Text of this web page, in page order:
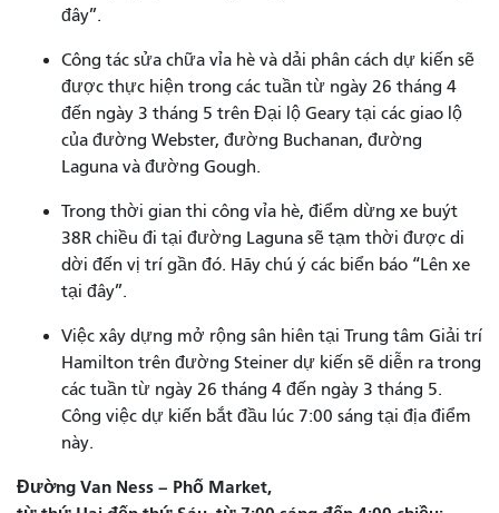
đây”.
Công tác sửa chữa vỉa hè và dải phân cách dự kiến ​​sẽ
được thực hiện trong các tuần từ ngày 26 tháng 4
đến ngày 3 tháng 5 trên Đại lộ Geary tại các giao lộ
của đường Webster, đường Buchanan, đường
Laguna và đường Gough.
Trong thời gian thi công vỉa hè, điểm dừng xe buýt
38R chiều đi tại đường Laguna sẽ tạm thời được di
dời đến vị trí gần đó. Hãy chú ý các biển báo “Lên xe
tại đây”.
Việc xây dựng mở rộng sân hiên tại Trung tâm Giải trí
Hamilton trên đường Steiner dự kiến ​​sẽ diễn ra trong
các tuần từ ngày 26 tháng 4 đến ngày 3 tháng 5.
Công việc dự kiến ​​bắt đầu lúc 7:00 sáng tại địa điểm
này.
Đường Van Ness – Phố Market,